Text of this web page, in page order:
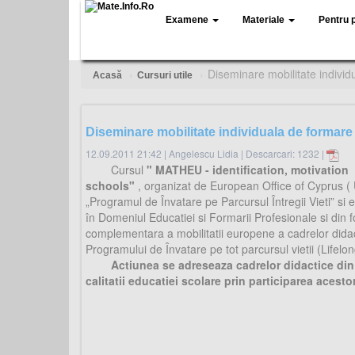
Examene Materiale Pentru
Acasă Cursuri utile Diseminare mobilitate
Diseminare mobilitate individuala de
12.09.2011 21:42 | Angelescu Lidia | Descarcari: 1232 |
Cursul " MATHEU - identification,
schools" , organizat de European Office of Cyprus
„Programul de Învatare pe Parcursul Întregii Vieti”
în Domeniul Educatiei si Formarii Profesionale si din
complementara a mobilitatii europene a cadrelor
Programului de Învatare pe tot parcursul vietii
Actiunea se adreseaza cadrelor didactice
calitatii educatiei scolare prin participarea